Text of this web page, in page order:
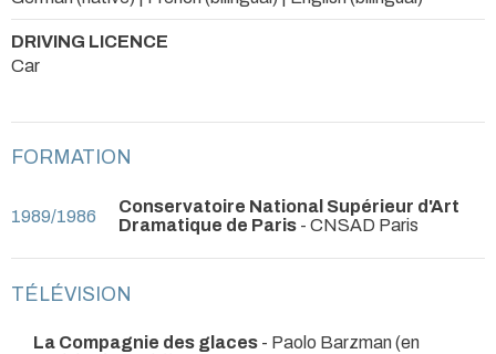
DRIVING LICENCE
Car
FORMATION
1989/1986
Conservatoire National Supérieur d'Art
Dramatique de Paris - CNSAD Paris
TÉLÉVISION
La Compagnie des glaces - Paolo Barzman (en